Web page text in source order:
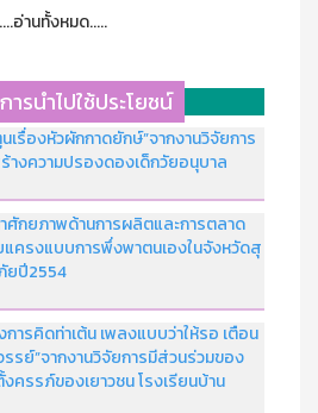
อ่านทั้งหมด.....
รนำไปใช้ประโยชน์
เรื่องหัวผักกาดยักษ์”จากงานวิจัยการ
งความปรองดองเด็กวัยอนุบาล
กยภาพด้านการผลิตและการตลาด
ครงแบบการพึ่งพาตนเองในจังหวัดสุ
ยปี2554
ารคิดท่าเต้น เพลงแบบว่าให้รอ เตือน
รย์”จากงานวิจัยการมีส่วนร่วมของ
ครรภ์ของเยาวชน โรงเรียนบ้าน